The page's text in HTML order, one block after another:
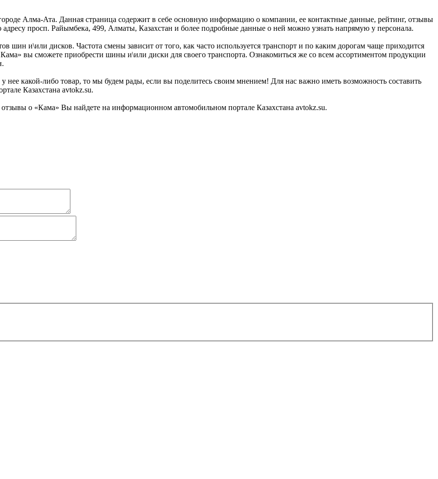
Алма-Ата. Данная страница содержит в себе основную информацию о компании, ее контактные данные, рейтинг, отзывы
адресу просп. Райымбека, 499, Алматы, Казахстан и более подробные данные о ней можно узнать напрямую у персонала.
шин и\или дисков. Частота смены зависит от того, как часто используется транспорт и по каким дорогам чаще приходится
вы сможете приобрести шины и\или диски для своего транспорта. Ознакомиться же со всем ассортиментом продукции
нее какой-либо товар, то мы будем рады, если вы поделитесь своим мнением! Для нас важно иметь возможность составить
Казахстана avtokz.su.
о «Кама» Вы найдете на информационном автомобильном портале Казахстана avtokz.su.